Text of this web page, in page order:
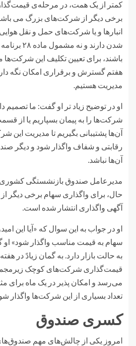
کمتر از یک همت، در مرحله‌ی
برخی دیگر از شرکت‌های بزرگ می باشند
انبارها و یا شرکت‌های حمل و نقل
شدن دارند و
باشند، برای تعیین تکلیف این شرکت‌ها
هفتم گسترش و برقراری امکان نگه
مدیریت هستیم.
او در توضیح زیاد تر او گفت: ما تصمیم
شرکت‌ها را به پیمان بسپاریم یا از
آن‌ها پشتیبانی بگیریم تا مدیریت این
رقابتی و شفاف واگذار شود و دیگر
آن‌ها نباشد.
مدیرعامل صندوق بازنشستگی کشوری
حال، برای واگذاری سهام برخی دیگر
آگهی واگذاری انتشار شده است.
او در جواب به این سوال که «آیا این
سهام به قیمت مناسب واگذار شود»
به حالت بازار دارد. به گمان زیادً در
قیمت‌گذاری شرکت‌های کوچک
می‌رسد و امکان پذیر در یک ماه برای
تعداد بسیاری از این شرکت‌ها واگذار
کسری صندوق
امروز یکی از چالش‌های مهم